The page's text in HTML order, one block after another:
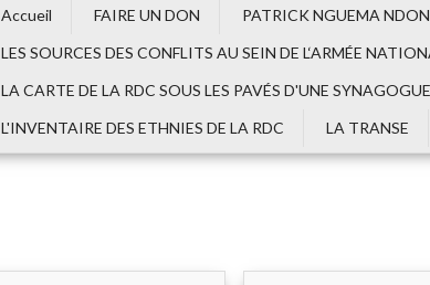
Accueil FAIRE UN DON
PATRICK NGUEMA
LES SOURCES DES CONFLITS AU SEIN DE L‘ARMÉE
LA CARTE DE LA RDC SOUS LES PAVÉS D'UNE
L'INVENTAIRE DES ETHNIES DE LA RDC
LA TRANSE